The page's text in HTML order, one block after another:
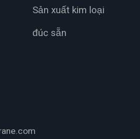
Sản xuất kim loại
đúc sẵn